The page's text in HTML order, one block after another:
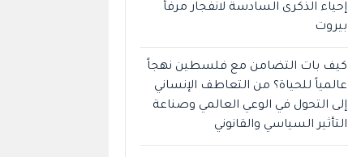
إحياء الذكرى السادسة لانفجار مرفأ
بيروت
كيف بات التضامن مع فلسطين نهجاً
عالمياً للحياة؟ من التعاطف الإنساني
إلى التحول في الوعي العالمي وصناعة
التأثير السياسي والقانوني